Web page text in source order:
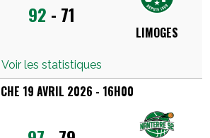
Voir les statistiques
92 - 71
LIMOGES
19 AVRIL 2026 - 16H00